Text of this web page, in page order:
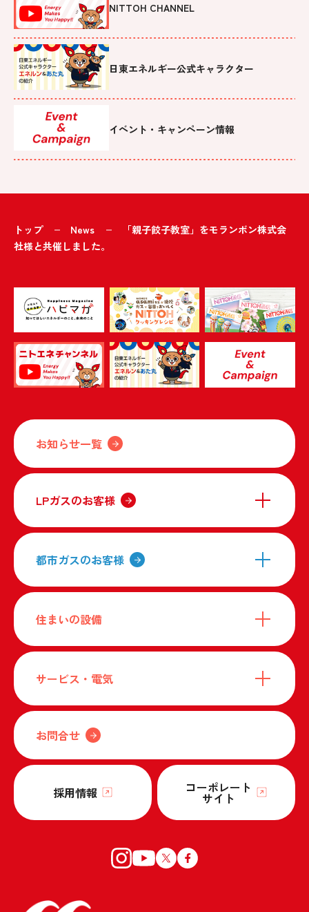
NITTOH CHANNEL
日東エネルギー公式キャラクター
イベント・キャンペーン情報
トップ News
「親子餃子教室」をモランボン株式会
社様と共催しました。
お知らせ一覧
LPガスのお客様
都市ガスのお客様
住まいの設備
サービス・電気
お問合せ
採用情報 コーポレート
サイト